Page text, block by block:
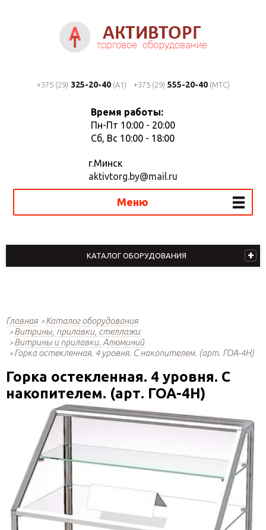
+375 (29) 325-20-40(A1) +375 (29) 555-20-40(MTC)
Время работы:
Пн-Пт 10:00 - 20:00
Сб, Вс 10:00 - 18:00
г.Минск
aktivtorg.by@mail.ru
Меню
КАТАЛОГ ОБОРУДОВАНИЯ
Главная
Каталог оборудования
Витрины, прилавки, стеллажи
Витрины и прилавки. Алюминий
Горка остекленная. 4 уровня. С накопителем. (арт. ГОА-4Н)
Горка остекленная. 4 уровня. С
накопителем. (арт. ГОА-4Н)